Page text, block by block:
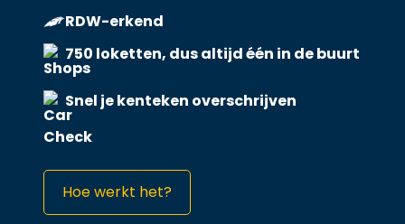
RDW-erkend
750 loketten, dus altijd één in de buurt
Snel je kenteken overschrijven
Hoe werkt het?